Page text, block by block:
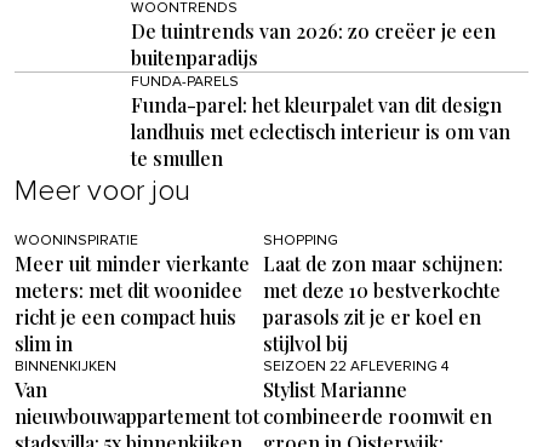
WOONTRENDS
De tuintrends van 2026: zo creëer je een
buitenparadijs
FUNDA-PARELS
Funda-parel: het kleurpalet van dit design
landhuis met eclectisch interieur is om van
te smullen
Meer voor jou
WOONINSPIRATIE
Meer uit minder vierkante
meters: met dit woonidee
richt je een compact huis
slim in
SHOPPING
Laat de zon maar schijnen:
met deze 10 bestverkochte
parasols zit je er koel en
stijlvol bij
BINNENKIJKEN
Van
nieuwbouwappartement tot
SEIZOEN 22 AFLEVERING 4
Stylist Marianne
combineerde roomwit en